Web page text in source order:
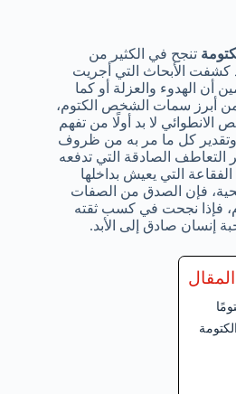
تنجح في الكثير من
كشفت الأبحاث التي أجريت
أن الهدوء والعزلة أو كما
من أبرز سمات الشخص الكتوم،
لا بد أولًا من تفهم
وتقدير كل ما مر به من ظروف
الصادقة التي تدفعه
التي يعيش بداخلها
فإن الصدق من الصفات
فإذا نجحت في كسب ثقته
إنسان صادق إلى الأبد.